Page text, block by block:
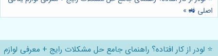
اصلی 🚜 »
⭐️ لودر از کار افتاده؟ راهنمای جامع حل مشکلات رایج + معرفی لوازم